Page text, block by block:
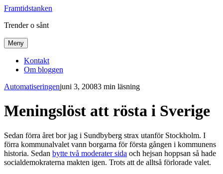
Framtidstanken
Trender o sånt
Meny
Kontakt
Om bloggen
Automatiseringenjuni 3, 20083 min läsning
Meningslöst att rösta i Sverige
Sedan förra året bor jag i Sundbyberg strax utanför Stockholm. I
förra kommunalvalet vann borgarna för första gången i kommunens
historia. Sedan bytte två moderater sida och hejsan hoppsan så hade
socialdemokraterna makten igen. Trots att de alltså förlorade valet.